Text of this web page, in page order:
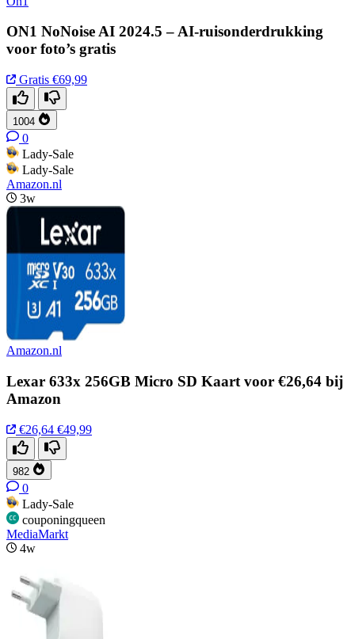
ON1 NoNoise AI 2024.5 – AI-ruisonderdrukking
voor foto’s gratis
Gratis €69,99
1004
0
Lady-Sale
Lady-Sale
Amazon.nl
3w
Amazon.nl
Lexar 633x 256GB Micro SD Kaart voor €26,64 bij
Amazon
€26,64 €49,99
982
0
Lady-Sale
couponingqueen
MediaMarkt
4w